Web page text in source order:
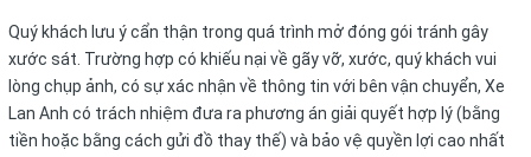
Quý khách lưu ý cẩn thận trong quá trình mở đóng gói tránh gây
xước sát. Trường hợp có khiếu nại về gãy vỡ, xước, quý khách vui
lòng chụp ảnh, có sự xác nhận về thông tin với bên vận chuyển, Xe
Lan Anh có trách nhiệm đưa ra phương án giải quyết hợp lý (bằng
tiền hoặc bằng cách gửi đồ thay thế) và bảo vệ quyền lợi cao nhất